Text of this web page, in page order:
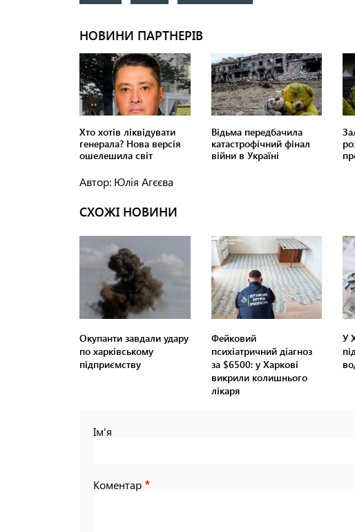
Автор: Юлія Агєєва
СХОЖІ НОВИНИ
Окупанти завдали удару
по харківському
підприємству
Фейковий
психіатричний діагноз
за $6500: у Харкові
викрили колишнього
лікаря
У
Ім'я
Коментар